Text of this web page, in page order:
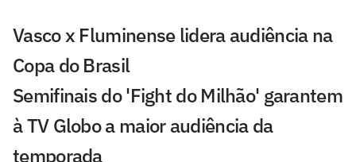
Vasco x Fluminense lidera audiência na
Copa do Brasil
Semifinais do 'Fight do Milhão' garantem
à TV Globo a maior audiência da
temporada